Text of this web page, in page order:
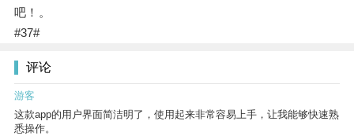
吧！。
#37#
评论
游客
这款app的用户界面简洁明了，使用起来非常容易上手，让我能够快速熟
悉操作。